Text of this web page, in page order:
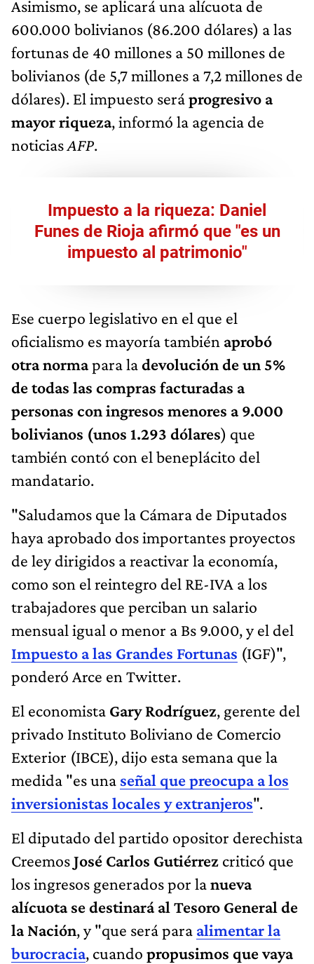
Asimismo, se aplicará una alícuota de
600.000 bolivianos (86.200 dólares) a las
fortunas de 40 millones a 50 millones de
bolivianos (de 5,7 millones a 7,2 millones de
dólares). El impuesto seráprogresivo a
mayor riqueza, informó la agencia de
noticiasAFP.
Impuesto a la riqueza: Daniel
Funes de Rioja afirmó que "es un
impuesto al patrimonio"
Ese cuerpo legislativo en el que el
oficialismo es mayoría también aprobó
otra normapara ladevolución de un 5%
de todas las compras facturadas a
personas con ingresos menores a 9.000
bolivianos (unos 1.293 dólares) que
también contó con el beneplácito del
mandatario.
"Saludamos que la Cámara de Diputados
haya aprobado dos importantes proyectos
de ley dirigidos a reactivar la economía,
como son el reintegro del RE-IVA a los
trabajadores que perciban un salario
mensual igual o menor a Bs 9.000, y el del
Impuesto a las Grandes Fortunas (IGF)",
ponderó Arce en Twitter.
El economista Gary Rodríguez, gerente del
privado Instituto Boliviano de Comercio
Exterior (IBCE), dijo esta semana que la
medida "es una señal que preocupa a los
inversionistas locales y extranjeros".
El diputado del partido opositor derechista
CreemosJosé Carlos Gutiérrez criticó que
los ingresos generados por lanueva
alícuota se destinará al Tesoro General de
la Nación, y "que será para alimentar la
burocracia, cuando propusimos que vaya